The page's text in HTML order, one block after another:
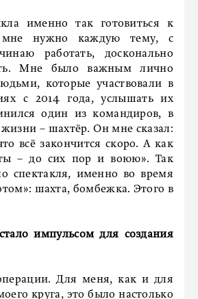
именно так готовиться к
мне нужно каждую тему, с
работать, досконально
Мне было важным лично
которые участвовали в
с 2014 года, услышать их
один из командиров, в
– шахтёр. Он мне сказал:
всё закончится скоро. А как
– до сих пор и воюю». Так
спектакля, именно во время
шахта, бомбежка. Этого в
импульсом для создания
Для меня, как и для
круга, это было настолько